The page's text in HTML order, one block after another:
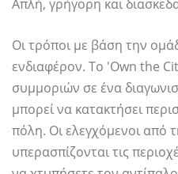
Απλή, γρήγορη και
Οι τρόποι με βάση την
ενδιαφέρον. Το 'Own the
συμμοριών σε ένα
μπορεί να κατακτήσει
πόλη. Οι ελεγχόμενοι από
υπερασπίζονται τις